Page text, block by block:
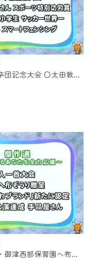
スポーツ傑作選 〇少年野球 卒団記念大会 〇太田敦也さん スポーツ特別功労賞 〇豊川市の小学生 サッカー世界一 〇豊川工科 スマートフェンシング
傑作選 ・五色百人一首大会 ・御津西部保育園へ布ぞうり贈呈 ・「とよかわブランド」新たに認定 ・1000公演達成 新豊町の手品屋さん